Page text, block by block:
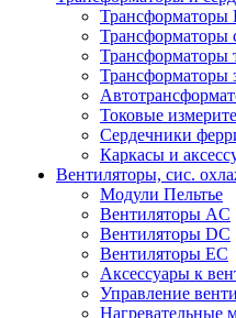
Трансформаторы
Трансформаторы
Трансформаторы
Трансформаторы
Токовые
Сердечники
Каркасы и
Вентиляторы, сис.
Модули Пельтье
Вентиляторы AC
Вентиляторы DC
Вентиляторы EC
Аксессуары к
Управление
Нагревательные